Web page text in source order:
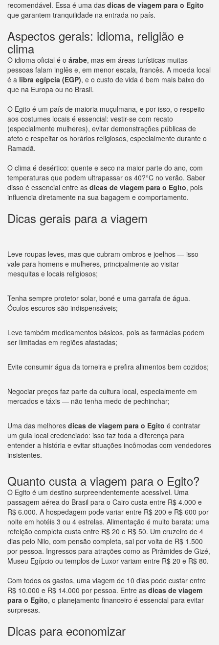
recomendável. Essa é uma das dicas de viagem para o Egito
que garantem tranquilidade na entrada no país.
Aspectos gerais: idioma, religião e
clima
O idioma oficial é o árabe, mas em áreas turísticas muitas
pessoas falam inglês e, em menor escala, francês. A moeda local
é a libra egípcia (EGP), e o custo de vida é bem mais baixo do
que na Europa ou no Brasil.
O Egito é um país de maioria muçulmana, e por isso, o respeito
aos costumes locais é essencial: vestir-se com recato
(especialmente mulheres), evitar demonstrações públicas de
afeto e respeitar os horários religiosos, especialmente durante o
Ramadã.
O clima é desértico: quente e seco na maior parte do ano, com
temperaturas que podem ultrapassar os 40?°C no verão. Saber
disso é essencial entre as dicas de viagem para o Egito, pois
influencia diretamente na sua bagagem e comportamento.
Dicas gerais para a viagem
Leve roupas leves, mas que cubram ombros e joelhos — isso
vale para homens e mulheres, principalmente ao visitar
mesquitas e locais religiosos;
Tenha sempre protetor solar, boné e uma garrafa de água.
Óculos escuros são indispensáveis;
Leve também medicamentos básicos, pois as farmácias podem
ser limitadas em regiões afastadas;
Evite consumir água da torneira e prefira alimentos bem cozidos;
Negociar preços faz parte da cultura local, especialmente em
mercados e táxis — não tenha medo de pechinchar;
Uma das melhores dicas de viagem para o Egito é contratar
um guia local credenciado: isso faz toda a diferença para
entender a história e evitar situações incômodas com vendedores
insistentes.
Quanto custa a viagem para o Egito?
O Egito é um destino surpreendentemente acessível. Uma
passagem aérea do Brasil para o Cairo custa entre R$ 4.000 e
R$ 6.000. A hospedagem pode variar entre R$ 200 e R$ 600 por
noite em hotéis 3 ou 4 estrelas. Alimentação é muito barata: uma
refeição completa custa entre R$ 20 e R$ 50. Um cruzeiro de 4
dias pelo Nilo, com pensão completa, sai por volta de R$ 1.500
por pessoa. Ingressos para atrações como as Pirâmides de Gizé,
Museu Egípcio ou templos de Luxor variam entre R$ 20 e R$ 80.
Com todos os gastos, uma viagem de 10 dias pode custar entre
R$ 10.000 e R$ 14.000 por pessoa. Entre as dicas de viagem
para o Egito, o planejamento financeiro é essencial para evitar
surpresas.
Dicas para economizar